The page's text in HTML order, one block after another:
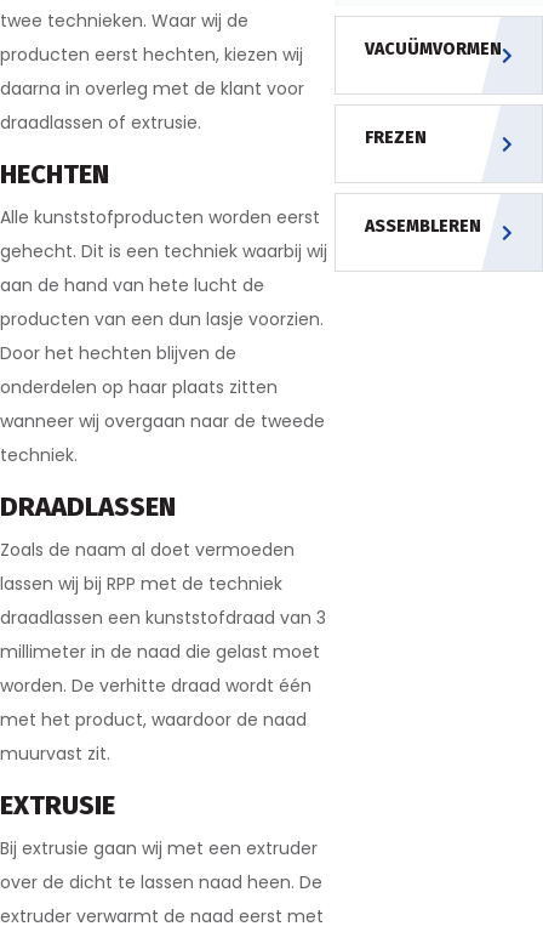
twee technieken. Waar wij de
producten eerst hechten, kiezen wij
daarna in overleg met de klant voor
draadlassen of extrusie.
HECHTEN
Alle kunststofproducten worden eerst
gehecht. Dit is een techniek waarbij wij
aan de hand van hete lucht de
producten van een dun lasje voorzien.
Door het hechten blijven de
onderdelen op haar plaats zitten
wanneer wij overgaan naar de tweede
techniek.
DRAADLASSEN
Zoals de naam al doet vermoeden
lassen wij bij RPP met de techniek
draadlassen een kunststofdraad van 3
millimeter in de naad die gelast moet
worden. De verhitte draad wordt één
met het product, waardoor de naad
muurvast zit.
EXTRUSIE
Bij extrusie gaan wij met een extruder
over de dicht te lassen naad heen. De
extruder verwarmt de naad eerst met
VACUÜMVORMEN
FREZEN
ASSEMBLEREN